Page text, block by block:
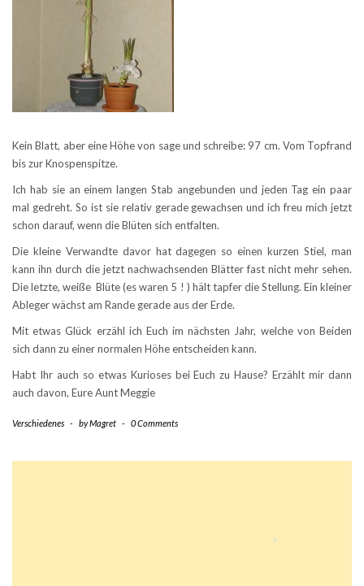
Kein Blatt, aber eine Höhe von sage und schreibe: 97 cm. Vom Topfrand
bis zur Knospenspitze.
Ich hab sie an einem langen Stab angebunden und jeden Tag ein paar
mal gedreht. So ist sie relativ gerade gewachsen und ich freu mich jetzt
schon darauf, wenn die Blüten sich entfalten.
Die kleine Verwandte davor hat dagegen so einen kurzen Stiel, man
kann ihn durch die jetzt nachwachsenden Blätter fast nicht mehr sehen.
Die letzte, weiße Blüte (es waren 5 ! ) hält tapfer die Stellung. Ein kleiner
Ableger wächst am Rande gerade aus der Erde.
Mit etwas Glück erzähl ich Euch im nächsten Jahr, welche von Beiden
sich dann zu einer normalen Höhe entscheiden kann.
Habt Ihr auch so etwas Kurioses bei Euch zu Hause? Erzählt mir dann
auch davon, Eure Aunt Meggie
Verschiedenes - byMagret - 0 Comments